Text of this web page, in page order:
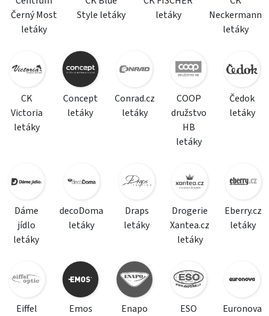
Černý Most
letáky
Style letáky
letáky
Neckermann
letáky
CK
Victoria
letáky
Concept
letáky
Conrad.cz
letáky
COOP
družstvo
HB
letáky
Čedok
letáky
Dáme
jídlo
letáky
decoDoma
letáky
Draps
letáky
Drogerie
Xantea.cz
letáky
Eberry.cz
letáky
Eiffel
Emos
Enapo
ESO
Euronova